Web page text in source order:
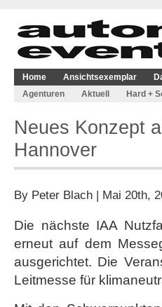
Home Ansichtsexemplar
Agenturen
Aktuell Hard +
Neues Konzept
Hannover
By Peter Blach | Mai 20th,
Die nächste IAA
erneut auf dem
ausgerichtet. Die
Leitmesse für